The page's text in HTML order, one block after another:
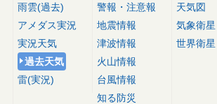
雨雲(過去)
アメダス実況
実況天気
過去天気
雷(実況)
警報・注意報
地震情報
津波情報
火山情報
台風情報
知る防災
天気図
気象衛星
世界衛星